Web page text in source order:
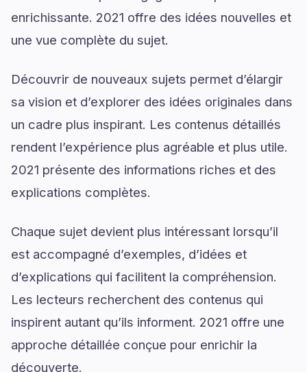
enrichissante. 2021 offre des idées nouvelles et
une vue complète du sujet.
Découvrir de nouveaux sujets permet d’élargir
sa vision et d’explorer des idées originales dans
un cadre plus inspirant. Les contenus détaillés
rendent l’expérience plus agréable et plus utile.
2021 présente des informations riches et des
explications complètes.
Chaque sujet devient plus intéressant lorsqu’il
est accompagné d’exemples, d’idées et
d’explications qui facilitent la compréhension.
Les lecteurs recherchent des contenus qui
inspirent autant qu’ils informent. 2021 offre une
approche détaillée conçue pour enrichir la
découverte.